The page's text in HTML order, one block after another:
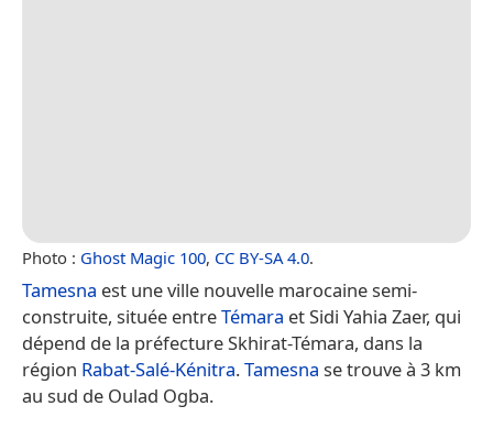
Photo : Ghost Magic 100, CC BY-SA 4.0.
Tamesna est une ville nouvelle marocaine semi-
construite, située entreTémara et Sidi Yahia Zaer, qui
dépend de la préfecture Skhirat-Témara, dans la
région Rabat-Salé-Kénitra.Tamesna se trouve à 3 km
au sud de Oulad Ogba.